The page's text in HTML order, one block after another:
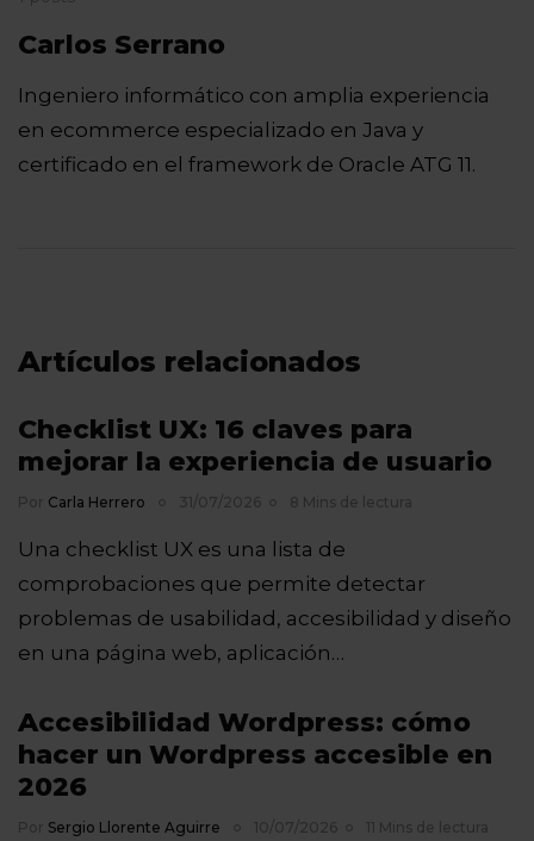
Carlos Serrano
Ingeniero informático con amplia experiencia
en ecommerce especializado en Java y
certificado en el framework de Oracle ATG 11.
Artículos relacionados
Checklist UX: 16 claves para
mejorar la experiencia de usuario
Por Carla Herrero 31/07/2026 8 Mins de lectura
Una checklist UX es una lista de
comprobaciones que permite detectar
problemas de usabilidad, accesibilidad y diseño
en una página web, aplicación…
Accesibilidad Wordpress: cómo
hacer un Wordpress accesible en
2026
Por Sergio Llorente Aguirre 10/07/2026 11 Mins de lectura